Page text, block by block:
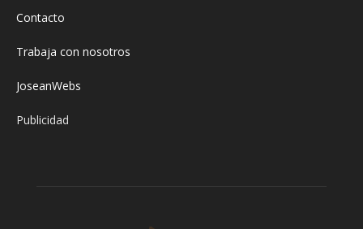
Contacto
Trabaja con nosotros
JoseanWebs
Publicidad